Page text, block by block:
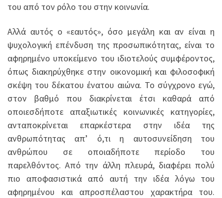
του από τον ρόλο του στην κοινωνία.
Αλλά αυτός ο «εαυτός», όσο μεγάλη και αν είναι η
ψυχολογική επένδυση της προσωπικότητας, είναι το
αφηρημένο υποκείμενο του ιδιοτελούς συμφέροντος,
όπως διακηρύχθηκε στην οικονομική και φιλοσοφική
σκέψη του δέκατου ένατου αιώνα. Το σύγχρονο εγώ,
στον βαθμό που διακρίνεται έτσι καθαρά από
οποιεσδήποτε απαξιωτικές κοινωνικές κατηγορίες,
ανταποκρίνεται επαρκέστερα στην ιδέα της
ανθρωπότητας απ’ ό,τι η αυτοσυνείδηση του
ανθρώπου σε οποιαδήποτε περίοδο του
παρελθόντος. Από την άλλη πλευρά, διαφέρει πολύ
πιο αποφασιστικά από αυτή την ιδέα λόγω του
αφηρημένου και απροσπέλαστου χαρακτήρα του.